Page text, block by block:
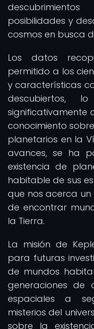
posibilidades y
cosmos en busca
Los datos
permitido a los
y características
descubiertos,
significativamente
conocimiento
planetarios en la
avances, se ha
existencia de
habitable de sus
que nos acerca
de encontrar
la Tierra.
La misión de
para futuras
de mundos
generaciones de
espaciales a
misterios del
sobre la